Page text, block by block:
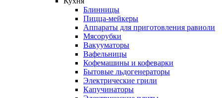
Блинницы
Пицца-мейкеры
Аппараты для приготовления равиоли
Мясорубки
Вакууматоры
Вафельницы
Кофемашины и кофеварки
Бытовые льдогенераторы
Электрические грили
Капучинаторы